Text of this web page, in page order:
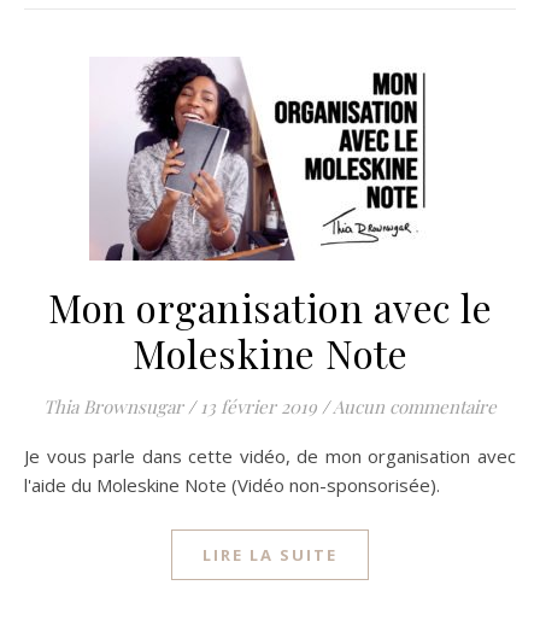
Mon organisation avec le
Moleskine Note
Thia Brownsugar / 13 février 2019 /Aucun commentaire
Je vous parle dans cette vidéo, de mon organisation avec
l'aide du Moleskine Note (Vidéo non-sponsorisée).
LIRE LA SUITE